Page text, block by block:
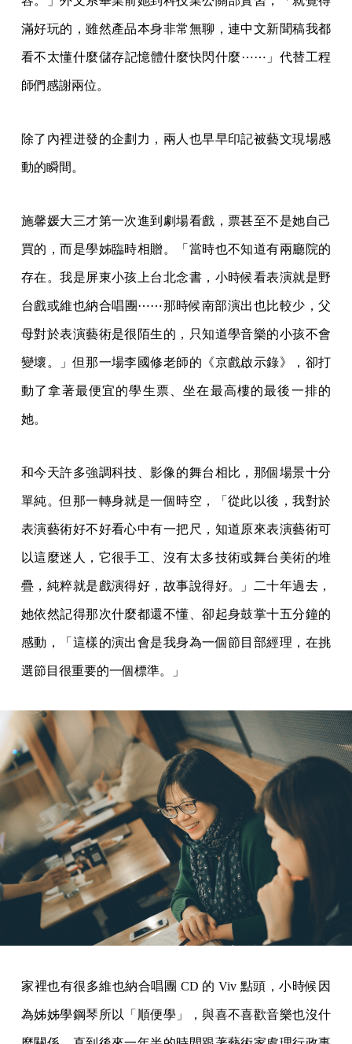
滿好玩的，雖然產品本身非常無聊，連中文新聞稿我都
看不太懂什麼儲存記憶體什麼快閃什麼⋯⋯」代替工程
師們感謝兩位。
除了內裡迸發的企劃力，兩人也早早印記被藝文現場感
動的瞬間。
施馨媛大三才第一次進到劇場看戲，票甚至不是她自己
買的，而是學姊臨時相贈。「當時也不知道有兩廳院的
存在。我是屏東小孩上台北念書，小時候看表演就是野
台戲或維也納合唱團⋯⋯那時候南部演出也比較少，父
母對於表演藝術是很陌生的，只知道學音樂的小孩不會
變壞。」但那一場李國修老師的《京戲啟示錄》，卻打
動了拿著最便宜的學生票、坐在最高樓的最後一排的
她。
和今天許多強調科技、影像的舞台相比，那個場景十分
單純。但那一轉身就是一個時空，「從此以後，我對於
表演藝術好不好看心中有一把尺，知道原來表演藝術可
以這麼迷人，它很手工、沒有太多技術或舞台美術的堆
疊，純粹就是戲演得好，故事說得好。」二十年過去，
她依然記得那次什麼都還不懂、卻起身鼓掌十五分鐘的
感動，「這樣的演出會是我身為一個節目部經理，在挑
選節目很重要的一個標準。」
家裡也有很多維也納合唱團 CD 的 Viv 點頭，小時候因
為姊姊學鋼琴所以「順便學」，與喜不喜歡音樂也沒什